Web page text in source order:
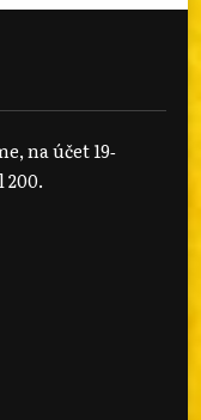
na účet 19‐
200.